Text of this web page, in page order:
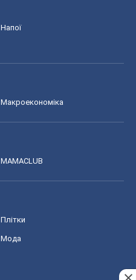
Напої
Макроекономіка
MAMACLUB
Плітки
Мода